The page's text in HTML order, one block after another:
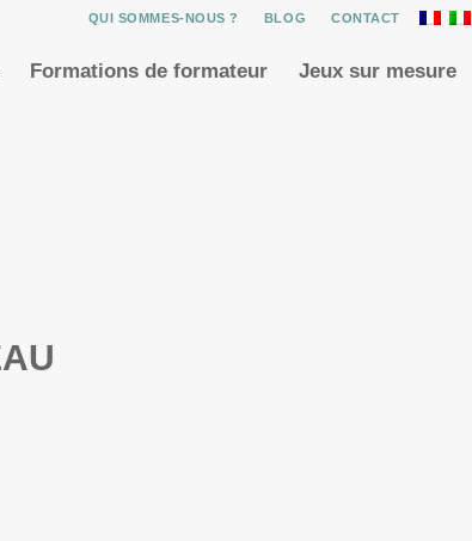
QUI SOMMES-NOUS ? BLOG CONTACT
Formations de formateur Jeux sur mesure